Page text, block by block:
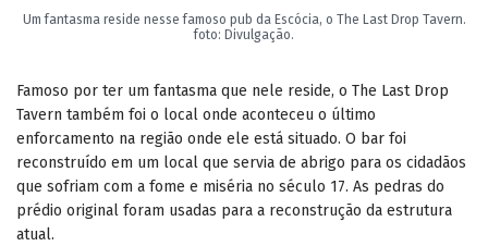
Um fantasma reside nesse famoso pub da Escócia, o The Last Drop Tavern.
foto: Divulgação.
Famoso por ter um fantasma que nele reside, o The Last Drop
Tavern também foi o local onde aconteceu o último
enforcamento na região onde ele está situado. O bar foi
reconstruído em um local que servia de abrigo para os cidadãos
que sofriam com a fome e miséria no século 17. As pedras do
prédio original foram usadas para a reconstrução da estrutura
atual.